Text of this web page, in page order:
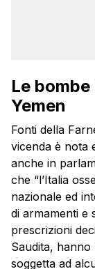
Le
Yemen
Fonti della
vicenda è nota
anche in
che “l’Italia
nazionale ed
di armamenti e
prescrizioni
Saudita,
soggetta ad